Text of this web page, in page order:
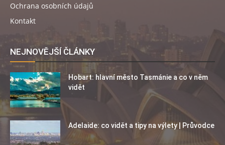
Ochrana osobních údajů
Kontakt
NEJNOVĚJŠÍ ČLÁNKY
Hobart: hlavní město Tasmánie a co v něm
vidět
Adelaide: co vidět a tipy na výlety | Průvodce